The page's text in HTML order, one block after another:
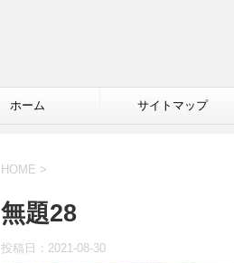
ホーム サイトマップ
HOME >
無題28
投稿日： 2021-08-30